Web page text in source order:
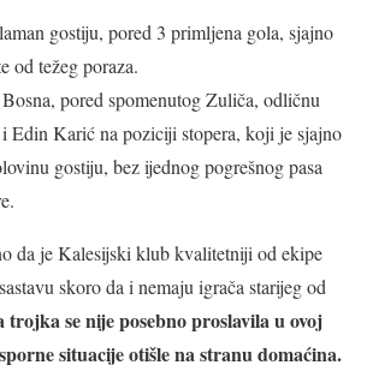
gostiju, pored 3 primljena gola, sjajno
od težeg poraza.
pored spomenutog Zuliča, odličnu
Edin Karić na poziciji stopera, koji je sjajno
gostiju, bez ijednog pogrešnog pasa
da je Kalesijski klub kvalitetniji od ekipe
skoro da i nemaju igrača starijeg od
trojka se nije posebno proslavila u ovoj
situacije otišle na stranu domaćina.